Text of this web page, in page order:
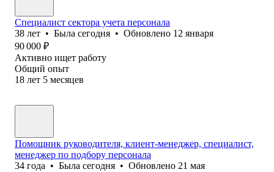
Специалист сектора учета персонала
38 лет • Была сегодня • Обновлено 12 января
90 000 ₽
Активно ищет работу
Общий опыт
18 лет 5 месяцев
Помощник руководителя, клиент-менеджер, специалист,
менеджер по подбору персонала
34 года • Была сегодня • Обновлено 21 мая